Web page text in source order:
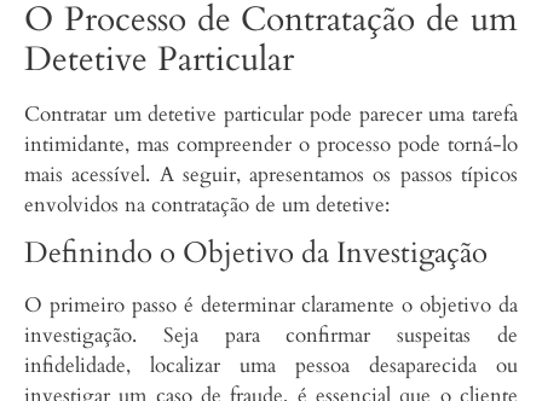
O Processo de Contratação de um
Detetive Particular
Contratar um detetive particular pode parecer uma tarefa
intimidante, mas compreender o processo pode torná-lo
mais acessível. A seguir, apresentamos os passos típicos
envolvidos na contratação de um detetive:
Definindo o Objetivo da Investigação
O primeiro passo é determinar claramente o objetivo da
investigação. Seja para confirmar suspeitas de
infidelidade, localizar uma pessoa desaparecida ou